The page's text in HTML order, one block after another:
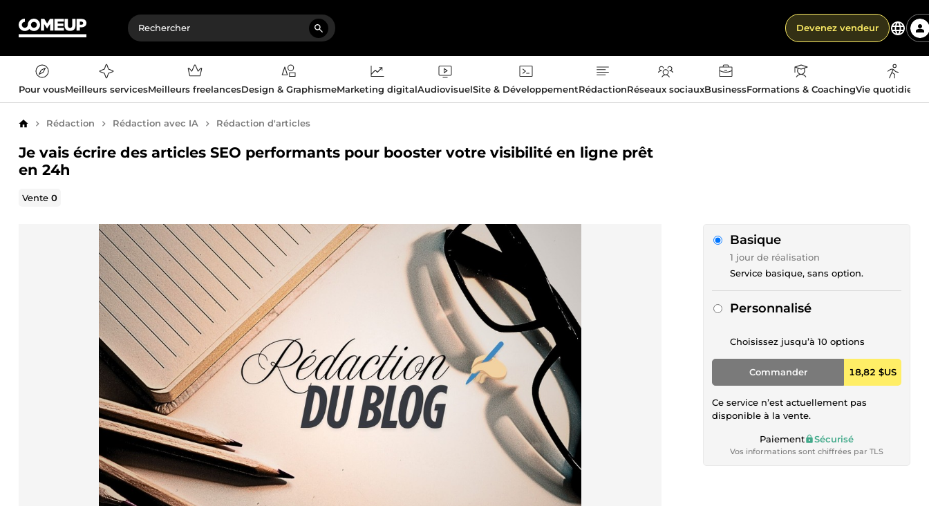
Devenez vendeur
Pour vousMeilleurs servicesMeilleurs freelancesDesign & GraphismeMarketing digitalAudiovisuelSite & DéveloppementRédactionRéseaux sociauxBusinessFormations & CoachingVie
AccueilRédaction Rédaction avec IA Rédaction d'articles
Je vais écrire des articles SEO performants pour booster votre visibilité en ligne prêt
en 24h
Vente0
Basique
1 jour de réalisation
Service basique, sans option.
Personnalisé
Choisissez jusqu’à 10 options
Commander 18,82 $US
Ce service n’est actuellement pas
disponible à la vente.
Paiement Sécurisé
Vos informations sont chiffrées par TLS